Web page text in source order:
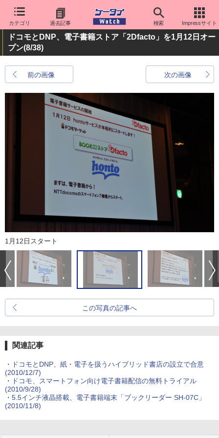
カテゴリ 過去記事 検索 Impressサイト
ドコモとDNP、電子書籍ストア「2Dfacto」を1月12日オー
プン(8/38)
前の画像 次の画像
1月12日スタート
この写真の記事へ
関連記事
・
ドコモとDNP、紙・電子を扱うハイブリッド書店の設立で合意
(2010/12/7)
・
ドコモ、スマートフォン向け電子書籍配信の無料トライアル
(2010/9/28)
・ 5.5インチ液晶搭載、電子書籍端末「ブックリーダー SH-07C」
(2010/11/8)